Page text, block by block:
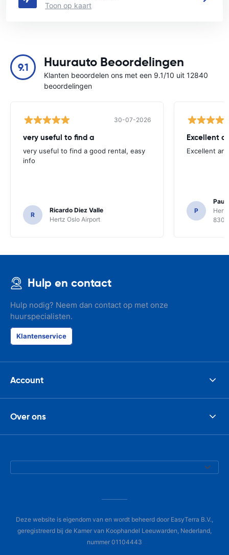
Toon op kaart
9.1 Huurauto Beoordelingen
Klanten beoordelen ons met een 9.1/10 uit 12840
beoordelingen
30-07-2026
very useful to find a
very useful to find a good rental, easy
info
R
Ricardo Diez Valle
Hertz Oslo Airport
Excellent
Excellent
P
Paul
8300
Hulp en contact
Hulp nodig? Neem dan contact op met onze
huurspecialisten.
Klantenservice
Account
Over ons
Deze website is eigendom van en wordt beheerd door EasyTerra B.V.,
geregistreerd bij de Kamer van Koophandel Leeuwarden, Nederland,
nummer 01104443